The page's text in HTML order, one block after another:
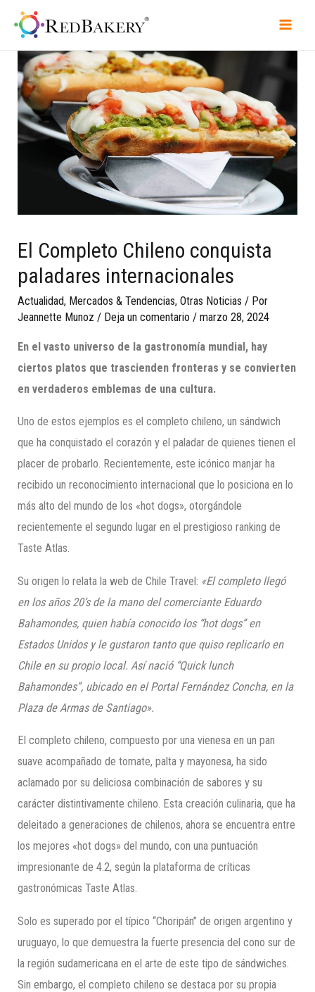
El Completo Chileno conquista
paladares internacionales
Actualidad, Mercados & Tendencias,Otras Noticias / Por
Jeannette Munoz / Deja un comentario /marzo 28, 2024
En el vasto universo de la gastronomía mundial, hay
ciertos platos que trascienden fronteras y se convierten
en verdaderos emblemas de una cultura.
Uno de estos ejemplos es el completo chileno, un sándwich
que ha conquistado el corazón y el paladar de quienes tienen el
placer de probarlo. Recientemente, este icónico manjar ha
recibido un reconocimiento internacional que lo posiciona en lo
más alto del mundo de los «hot dogs», otorgándole
recientemente el segundo lugar en el prestigioso ranking de
Taste Atlas.
Su origen lo relata la web de Chile Travel: «El completo llegó
en los años 20’s de la mano del comerciante Eduardo
Bahamondes, quien había conocido los “hot dogs” en
Estados Unidos y le gustaron tanto que quiso replicarlo en
Chile en su propio local. Así nació “Quick lunch
Bahamondes”, ubicado en el Portal Fernández Concha, en la
Plaza de Armas de Santiago».
El completo chileno, compuesto por una vienesa en un pan
suave acompañado de tomate, palta y mayonesa, ha sido
aclamado por su deliciosa combinación de sabores y su
carácter distintivamente chileno. Esta creación culinaria, que ha
deleitado a generaciones de chilenos, ahora se encuentra entre
los mejores «hot dogs» del mundo, con una puntuación
impresionante de 4.2, según la plataforma de críticas
gastronómicas Taste Atlas.
Solo es superado por el típico “Choripán” de origen argentino y
uruguayo, lo que demuestra la fuerte presencia del cono sur de
la región sudamericana en el arte de este tipo de sándwiches.
Sin embargo, el completo chileno se destaca por su propia